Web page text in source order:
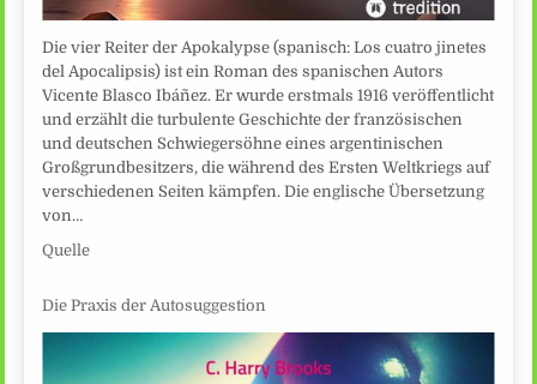
Die vier Reiter der Apokalypse (spanisch: Los cuatro jinetes
del Apocalipsis) ist ein Roman des spanischen Autors
Vicente Blasco Ibáñez. Er wurde erstmals 1916 veröffentlicht
und erzählt die turbulente Geschichte der französischen
und deutschen Schwiegersöhne eines argentinischen
Großgrundbesitzers, die während des Ersten Weltkriegs auf
verschiedenen Seiten kämpfen. Die englische Übersetzung
von…
Quelle
Die Praxis der Autosuggestion